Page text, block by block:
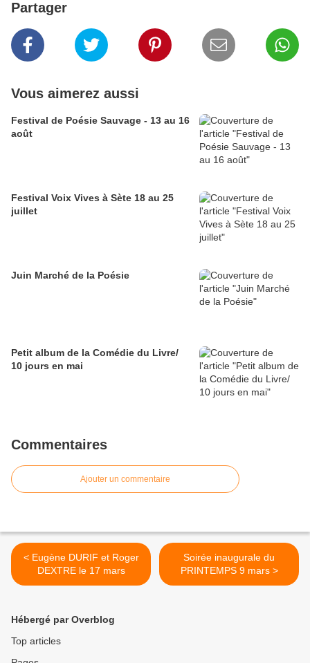
Partager
Vous aimerez aussi
Festival de Poésie Sauvage - 13 au 16
août
Festival Voix Vives à Sète 18 au 25
juillet
Juin Marché de la Poésie
Petit album de la Comédie du Livre/
10 jours en mai
Commentaires
Ajouter un commentaire
< Eugène DURIF et Roger
DEXTRE le 17 mars
Soirée inaugurale du
PRINTEMPS 9 mars >
Hébergé par Overblog
Top articles